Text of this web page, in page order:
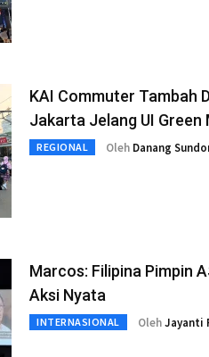
KAI Commuter Tambah
Jakarta Jelang UI Green
REGIONAL Oleh Danang
Marcos: Filipina Pimpin
Aksi Nyata
INTERNASIONAL OlehJayanti